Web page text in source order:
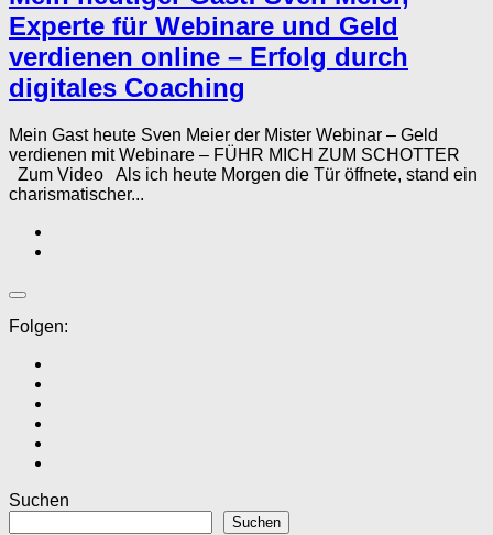
Experte für Webinare und Geld
verdienen online – Erfolg durch
digitales Coaching
Mein Gast heute Sven Meier der Mister Webinar – Geld
verdienen mit Webinare – FÜHR MICH ZUM SCHOTTER
Zum Video Als ich heute Morgen die Tür öffnete, stand ein
charismatischer...
Folgen:
Suchen
Suchen